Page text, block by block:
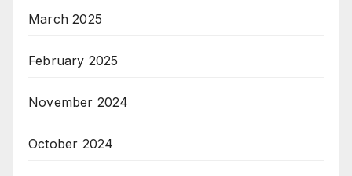
March 2025
February 2025
November 2024
October 2024